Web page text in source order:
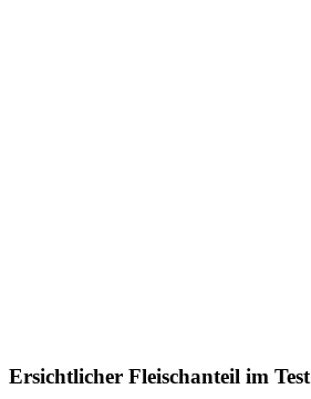
Ersichtlicher Fleischanteil im Test